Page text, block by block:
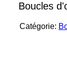
Boucles
Catégorie: